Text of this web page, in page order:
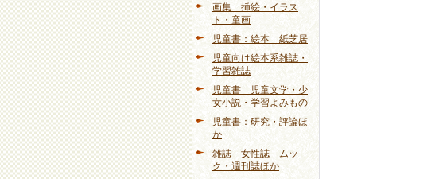
画集 挿絵・イラス
ト・童画
児童書：絵本 紙芝居
児童向け絵本系雑誌・
学習雑誌
児童書 児童文学・少
女小説・学習よみもの
児童書：研究・評論ほ
か
雑誌 女性誌 ムッ
ク・週刊誌ほか